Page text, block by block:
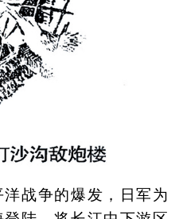
战争的爆发，日军为